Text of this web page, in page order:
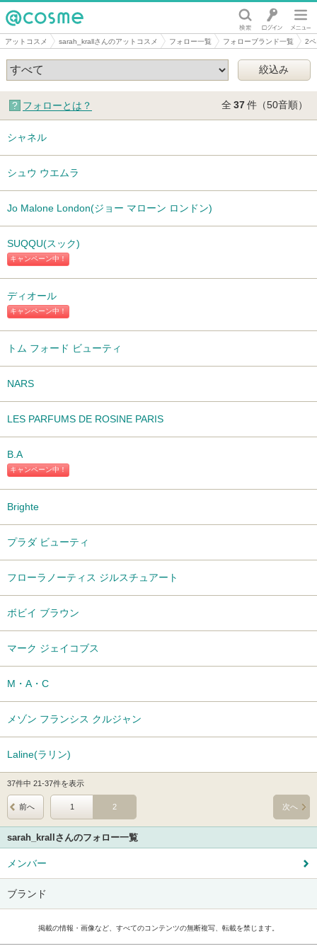
@cosme
アットコスメ sarah_krallさんのアットコスメ フォロー一覧 フォローブランド一覧 2
フォローとは？ 全 37件（50音順）
シャネル
シュウ ウエムラ
Jo Malone London(ジョー マローン ロンドン)
キャンペーン中！
SUQQU(スック)
キャンペーン中！
ディオール
トム フォード ビューティ
NARS
LES PARFUMS DE ROSINE PARIS
キャンペーン中！
B.A
Brighte
プラダ ビューティ
フローラノーティス ジルスチュアート
ボビイ ブラウン
マーク ジェイコブス
M・A・C
メゾン フランシス クルジャン
Laline(ラリン)
37件中 21-37件を表示
1 2
前へ 次へ
sarah_krallさんのフォロー一覧
メンバー
ブランド
掲載の情報・画像など、すべてのコンテンツの無断複写、転載を禁じます。